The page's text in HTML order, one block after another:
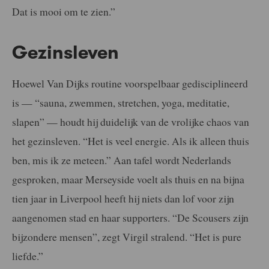
Dat is mooi om te zien.”
Gezinsleven
Hoewel Van Dijks routine voorspelbaar gedisciplineerd
is — “sauna, zwemmen, stretchen, yoga, meditatie,
slapen” — houdt hij duidelijk van de vrolijke chaos van
het gezinsleven. “Het is veel energie. Als ik alleen thuis
ben, mis ik ze meteen.” Aan tafel wordt Nederlands
gesproken, maar Merseyside voelt als thuis en na bijna
tien jaar in Liverpool heeft hij niets dan lof voor zijn
aangenomen stad en haar supporters. “De Scousers zijn
bijzondere mensen”, zegt Virgil stralend. “Het is pure
liefde.”